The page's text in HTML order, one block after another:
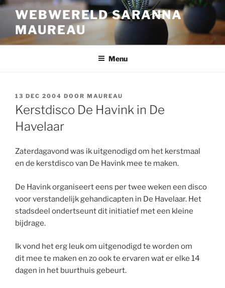
Ga
inhoud
WEBWERELD SARANNA
MAUREAU
Menu
GEPLAATST
OP
13 DEC 2004 DOOR MAUREAU
Kerstdisco De Havink in De
Havelaar
Zaterdagavond was ik uitgenodigd om het kerstmaal
en de kerstdisco van De Havink mee te maken.
De Havink organiseert eens per twee weken een disco
voor verstandelijk gehandicapten in De Havelaar. Het
stadsdeel ondertseunt dit initiatief met een kleine
bijdrage.
Ik vond het erg leuk om uitgenodigd te worden om
dit mee te maken en zo ook te ervaren wat er elke 14
dagen in het buurthuis gebeurt.